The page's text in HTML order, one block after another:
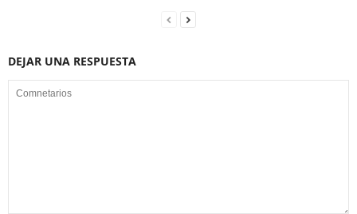
DEJAR UNA RESPUESTA